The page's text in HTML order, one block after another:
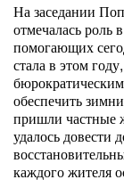
На заседании
отмечалась роль
помогающих
стала в этом
обеспечить
пришли частные
удалось довести
каждого жителя